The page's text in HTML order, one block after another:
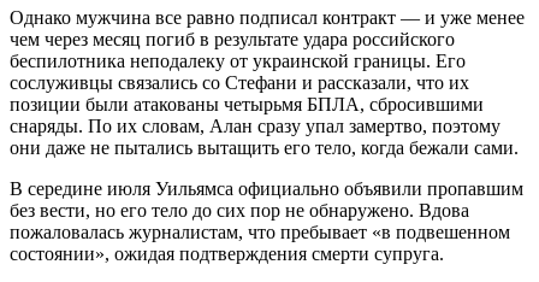
Однако мужчина все равно подписал контракт — и уже менее
чем через месяц погиб в результате удара российского
беспилотника неподалеку от украинской границы. Его
сослуживцы связались со Стефани и рассказали, что их
позиции были атакованы четырьмя БПЛА, сбросившими
снаряды. По их словам, Алан сразу упал замертво, поэтому
они даже не пытались вытащить его тело, когда бежали сами.
В середине июля Уильямса официально объявили пропавшим
без вести, но его тело до сих пор не обнаружено. Вдова
пожаловалась журналистам, что пребывает «в подвешенном
состоянии», ожидая подтверждения смерти супруга.